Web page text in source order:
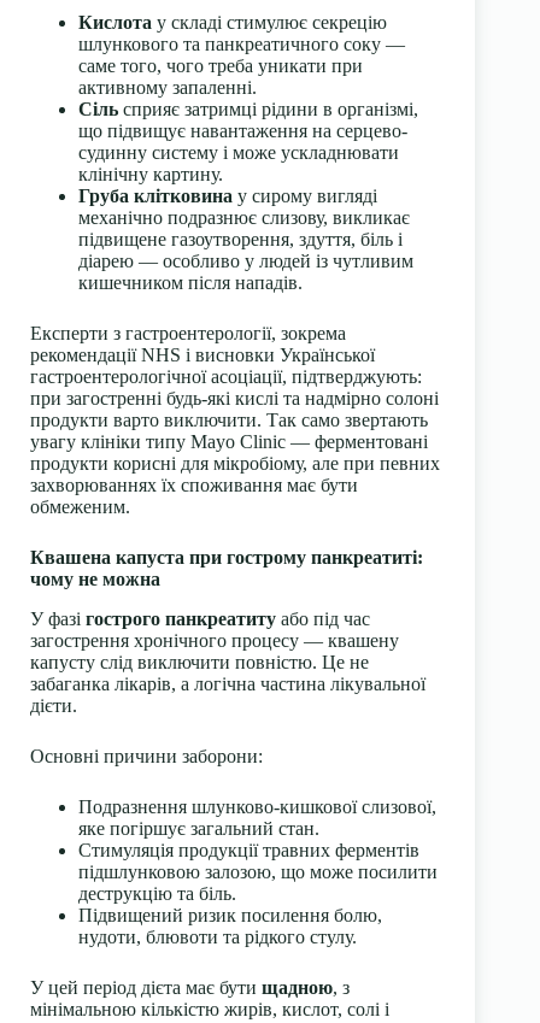
Кислота у складі стимулює секрецію
шлункового та панкреатичного соку —
саме того, чого треба уникати при
активному запаленні.
Сіль сприяє затримці рідини в організмі,
що підвищує навантаження на серцево-
судинну систему і може ускладнювати
клінічну картину.
Груба клітковина у сирому вигляді
механічно подразнює слизову, викликає
підвищене газоутворення, здуття, біль і
діарею — особливо у людей із чутливим
кишечником після нападів.
Експерти з гастроентерології, зокрема
рекомендації NHS і висновки Української
гастроентерологічної асоціації, підтверджують:
при загостренні будь-які кислі та надмірно солоні
продукти варто виключити. Так само звертають
увагу клініки типу Mayo Clinic — ферментовані
продукти корисні для мікробіому, але при певних
захворюваннях їх споживання має бути
обмеженим.
Квашена капуста при гострому панкреатиті:
чому не можна
У фазі гострого панкреатиту або під час
загострення хронічного процесу — квашену
капусту слід виключити повністю. Це не
забаганка лікарів, а логічна частина лікувальної
дієти.
Основні причини заборони:
Подразнення шлунково-кишкової слизової,
яке погіршує загальний стан.
Стимуляція продукції травних ферментів
підшлунковою залозою, що може посилити
деструкцію та біль.
Підвищений ризик посилення болю,
нудоти, блювоти та рідкого стулу.
У цей період дієта має бути щадною, з
мінімальною кількістю жирів, кислот, солі і